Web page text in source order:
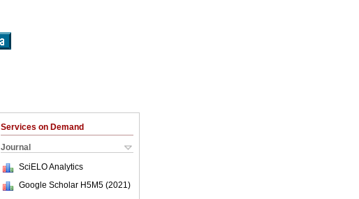
Services on Demand
Journal
SciELO Analytics
Google Scholar H5M5 (2021 )